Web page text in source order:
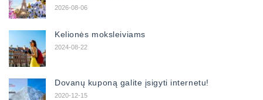
2026-08-06
Kelionės moksleiviams
2024-08-22
Dovanų kuponą galite įsigyti internetu!
2020-12-15